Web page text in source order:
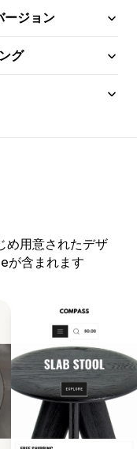
ージョン
グ
め用意されたデザ
が含まれます